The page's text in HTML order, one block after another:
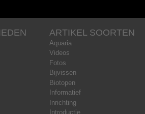
ARTIKEL SOORTEN
Aquaria
Videos
Fotos
Bijvissen
Biotopen
Informatief
Inrichting
Introductie